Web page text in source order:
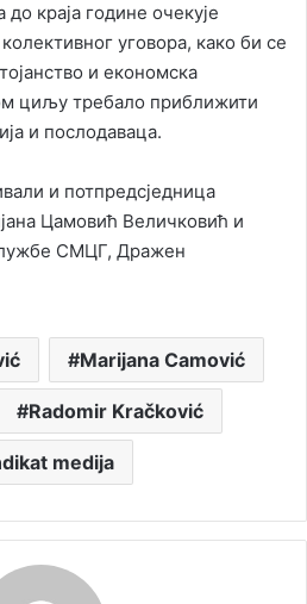
краја године очекује
уговора, како би се
и економска
циљу требало приближити
и послодаваца.
и потпредсједница
Цамовић Величковић и
СМЦГ, Дражен
Marijana Camović
Radomir Kračković
medija